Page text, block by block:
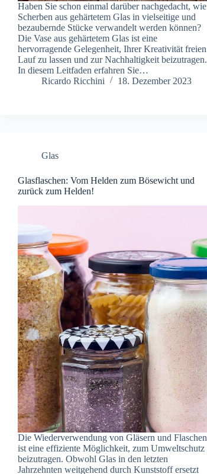
Haben Sie schon einmal darüber nachgedacht, wie
Scherben aus gehärtetem Glas in vielseitige und
bezaubernde Stücke verwandelt werden können?
Die Vase aus gehärtetem Glas ist eine
hervorragende Gelegenheit, Ihrer Kreativität freien
Lauf zu lassen und zur Nachhaltigkeit beizutragen.
In diesem Leitfaden erfahren Sie…
Ricardo Ricchini
18. Dezember 2023
Glas
Glasflaschen: Vom Helden zum Bösewicht und
zurück zum Helden!
Die Wiederverwendung von Gläsern und Flaschen
ist eine effiziente Möglichkeit, zum Umweltschutz
beizutragen. Obwohl Glas in den letzten
Jahrzehnten weitgehend durch Kunststoff ersetzt